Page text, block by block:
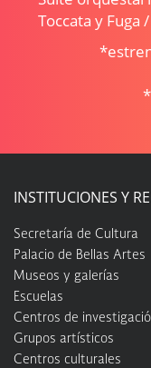
Toccata y Fuga
INSTITUCIONES Y
Secretaría de Cultura
Palacio de Bellas Artes
Museos y galerías
Escuelas
Centros de
Grupos artísticos
Centros culturales